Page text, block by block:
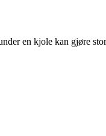
en kjole kan gjøre